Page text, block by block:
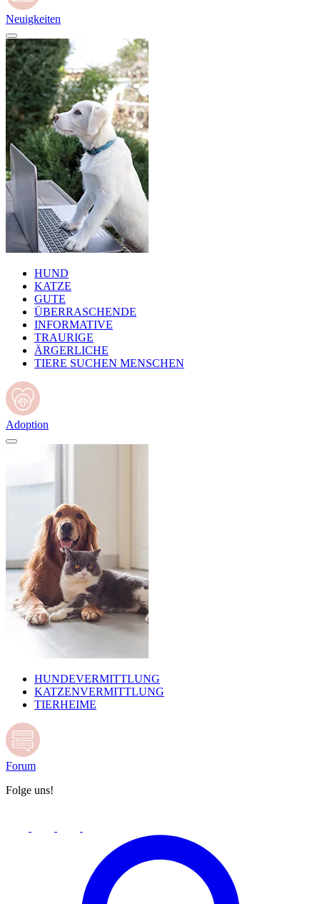
Neuigkeiten
HUND
KATZE
GUTE
ÜBERRASCHENDE
INFORMATIVE
TRAURIGE
ÄRGERLICHE
TIERE SUCHEN MENSCHEN
Adoption
HUNDEVERMITTLUNG
KATZENVERMITTLUNG
TIERHEIME
Forum
Folge uns!